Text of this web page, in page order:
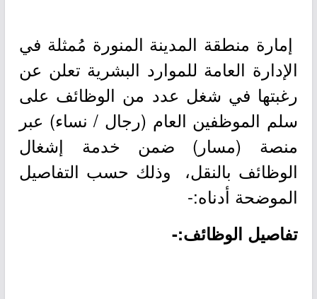
إمارة منطقة المدينة المنورة مُمثلة في
الإدارة العامة للموارد البشرية تعلن عن
رغبتها في شغل عدد من الوظائف على
سلم الموظفين العام (رجال / نساء) عبر
منصة (مسار) ضمن خدمة إشغال
الوظائف بالنقل، وذلك حسب التفاصيل
الموضحة أدناه:-
تفاصيل الوظائف:-